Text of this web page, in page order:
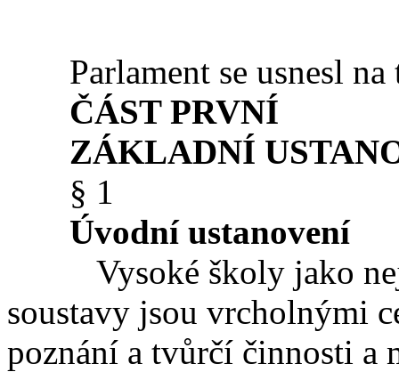
Parlament se usnesl na
ČÁST PRVNÍ
ZÁKLADNÍ
§ 1
Úvodní ustanovení
Vysoké školy jako
soustavy jsou vrcholnými
poznání a tvůrčí činnosti a